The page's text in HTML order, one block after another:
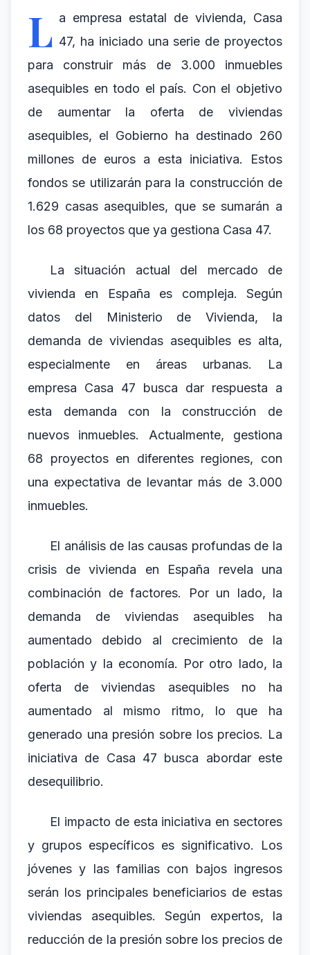
L a empresa estatal de vivienda, Casa
47, ha iniciado una serie de proyectos
para construir más de 3.000 inmuebles
asequibles en todo el país. Con el objetivo
de aumentar la oferta de viviendas
asequibles, el Gobierno ha destinado 260
millones de euros a esta iniciativa. Estos
fondos se utilizarán para la construcción de
1.629 casas asequibles, que se sumarán a
los 68 proyectos que ya gestiona Casa 47.
La situación actual del mercado de
vivienda en España es compleja. Según
datos del Ministerio de Vivienda, la
demanda de viviendas asequibles es alta,
especialmente en áreas urbanas. La
empresa Casa 47 busca dar respuesta a
esta demanda con la construcción de
nuevos inmuebles. Actualmente, gestiona
68 proyectos en diferentes regiones, con
una expectativa de levantar más de 3.000
inmuebles.
El análisis de las causas profundas de la
crisis de vivienda en España revela una
combinación de factores. Por un lado, la
demanda de viviendas asequibles ha
aumentado debido al crecimiento de la
población y la economía. Por otro lado, la
oferta de viviendas asequibles no ha
aumentado al mismo ritmo, lo que ha
generado una presión sobre los precios. La
iniciativa de Casa 47 busca abordar este
desequilibrio.
El impacto de esta iniciativa en sectores
y grupos específicos es significativo. Los
jóvenes y las familias con bajos ingresos
serán los principales beneficiarios de estas
viviendas asequibles. Según expertos, la
reducción de la presión sobre los precios de